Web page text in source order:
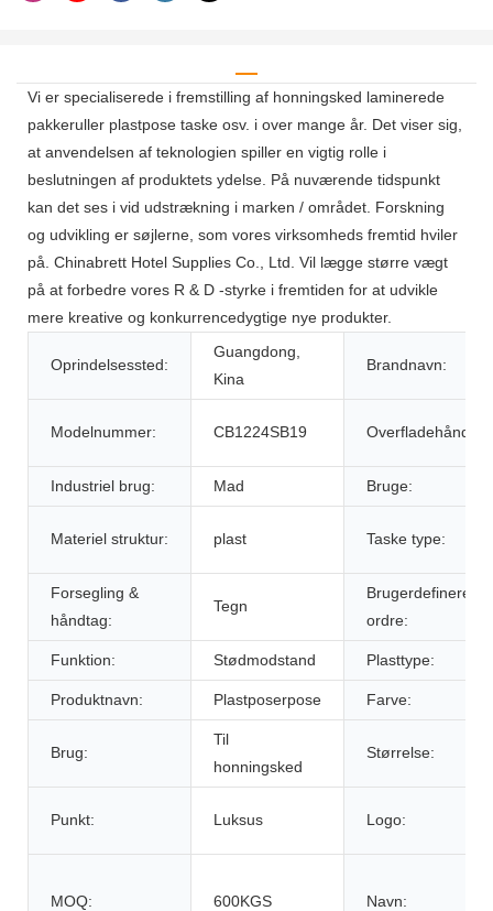
Vi er specialiserede i fremstilling af honningsked laminerede
pakkeruller plastpose taske osv. i over mange år. Det viser sig,
at anvendelsen af ​​teknologien spiller en vigtig rolle i
beslutningen af ​​produktets ydelse. På nuværende tidspunkt
kan det ses i vid udstrækning i marken / området. Forskning
og udvikling er søjlerne, som vores virksomheds fremtid hviler
på. Chinabrett Hotel Supplies Co., Ltd. Vil lægge større vægt
på at forbedre vores R & D -styrke i fremtiden for at udvikle
mere kreative og konkurrencedygtige nye produkter.
Oprindelsessted:
Guangdong,
Kina
Brandnavn:
Modelnummer: CB1224SB19
Industriel brug: Mad Bruge:
Materiel struktur: plast Taske type:
Forsegling &
håndtag:
Tegn
Brugerdefineret
ordre:
Funktion: Stødmodstand Plasttype:
Produktnavn: Plastposerpose Farve:
Brug:
Til
honningsked
Størrelse:
Punkt: Luksus Logo:
MOQ: 600KGS Navn: